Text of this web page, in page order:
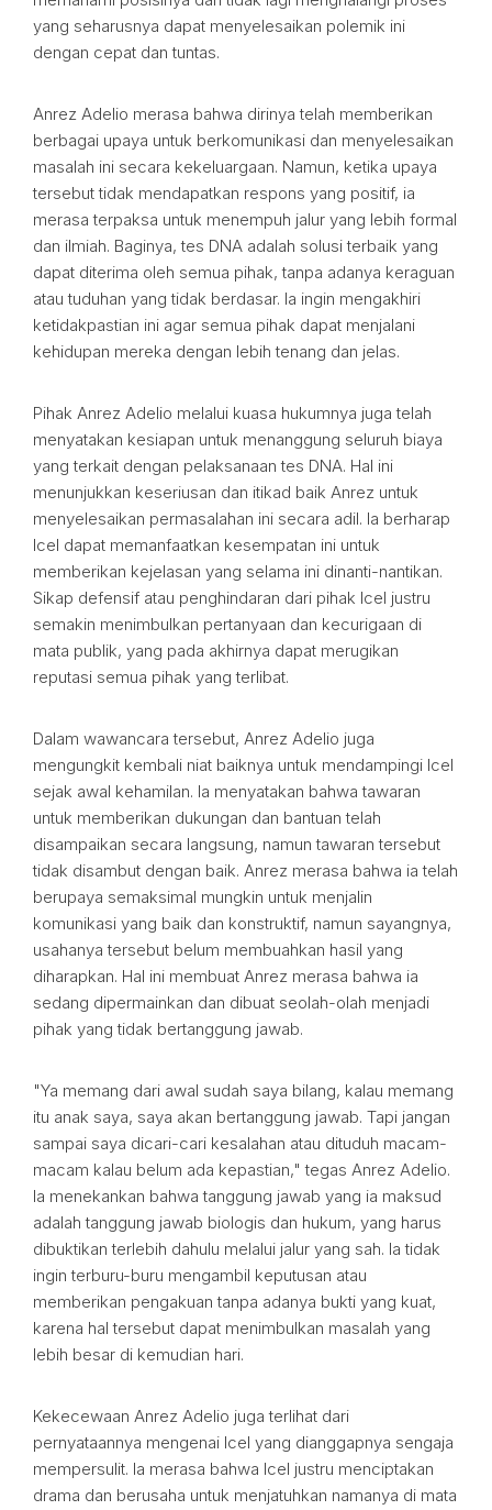
yang seharusnya dapat menyelesaikan polemik ini
dengan cepat dan tuntas.
Anrez Adelio merasa bahwa dirinya telah memberikan
berbagai upaya untuk berkomunikasi dan menyelesaikan
masalah ini secara kekeluargaan. Namun, ketika upaya
tersebut tidak mendapatkan respons yang positif, ia
merasa terpaksa untuk menempuh jalur yang lebih formal
dan ilmiah. Baginya, tes DNA adalah solusi terbaik yang
dapat diterima oleh semua pihak, tanpa adanya keraguan
atau tuduhan yang tidak berdasar. Ia ingin mengakhiri
ketidakpastian ini agar semua pihak dapat menjalani
kehidupan mereka dengan lebih tenang dan jelas.
Pihak Anrez Adelio melalui kuasa hukumnya juga telah
menyatakan kesiapan untuk menanggung seluruh biaya
yang terkait dengan pelaksanaan tes DNA. Hal ini
menunjukkan keseriusan dan itikad baik Anrez untuk
menyelesaikan permasalahan ini secara adil. Ia berharap
Icel dapat memanfaatkan kesempatan ini untuk
memberikan kejelasan yang selama ini dinanti-nantikan.
Sikap defensif atau penghindaran dari pihak Icel justru
semakin menimbulkan pertanyaan dan kecurigaan di
mata publik, yang pada akhirnya dapat merugikan
reputasi semua pihak yang terlibat.
Dalam wawancara tersebut, Anrez Adelio juga
mengungkit kembali niat baiknya untuk mendampingi Icel
sejak awal kehamilan. Ia menyatakan bahwa tawaran
untuk memberikan dukungan dan bantuan telah
disampaikan secara langsung, namun tawaran tersebut
tidak disambut dengan baik. Anrez merasa bahwa ia telah
berupaya semaksimal mungkin untuk menjalin
komunikasi yang baik dan konstruktif, namun sayangnya,
usahanya tersebut belum membuahkan hasil yang
diharapkan. Hal ini membuat Anrez merasa bahwa ia
sedang dipermainkan dan dibuat seolah-olah menjadi
pihak yang tidak bertanggung jawab.
"Ya memang dari awal sudah saya bilang, kalau memang
itu anak saya, saya akan bertanggung jawab. Tapi jangan
sampai saya dicari-cari kesalahan atau dituduh macam-
macam kalau belum ada kepastian," tegas Anrez Adelio.
Ia menekankan bahwa tanggung jawab yang ia maksud
adalah tanggung jawab biologis dan hukum, yang harus
dibuktikan terlebih dahulu melalui jalur yang sah. Ia tidak
ingin terburu-buru mengambil keputusan atau
memberikan pengakuan tanpa adanya bukti yang kuat,
karena hal tersebut dapat menimbulkan masalah yang
lebih besar di kemudian hari.
Kekecewaan Anrez Adelio juga terlihat dari
pernyataannya mengenai Icel yang dianggapnya sengaja
mempersulit. Ia merasa bahwa Icel justru menciptakan
drama dan berusaha untuk menjatuhkan namanya di mata